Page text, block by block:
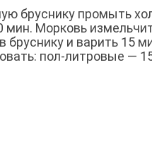
бруснику промыть
Морковь
и варить 15
пол-литровые —